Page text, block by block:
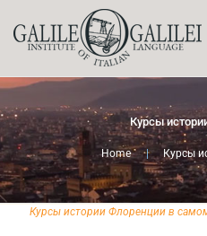
Курсы
Home | Курсы
Курсы истории Флоренции в